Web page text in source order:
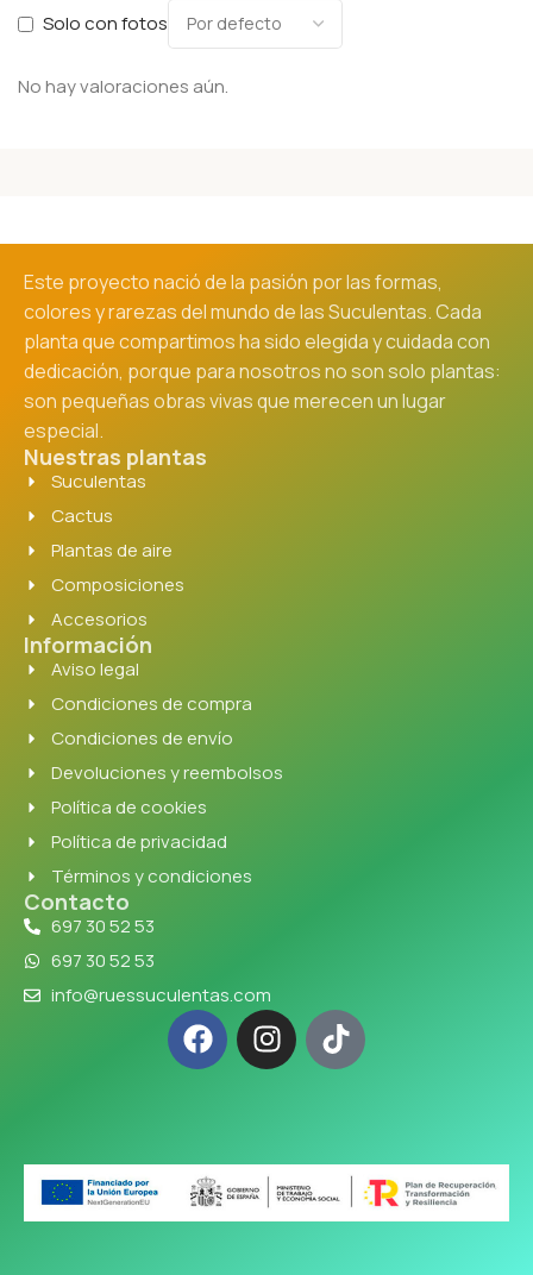
Solo con fotos
No hay valoraciones aún.
Este proyecto nació de la pasión por las formas,
colores y rarezas del mundo de las Suculentas. Cada
planta que compartimos ha sido elegida y cuidada con
dedicación, porque para nosotros no son solo plantas:
son pequeñas obras vivas que merecen un lugar
especial.
Nuestras plantas
Suculentas
Cactus
Plantas de aire
Composiciones
Accesorios
Información
Aviso legal
Condiciones de compra
Condiciones de envío
Devoluciones y reembolsos
Política de cookies
Política de privacidad
Términos y condiciones
Contacto
697 30 52 53
697 30 52 53
info@ruessuculentas.com